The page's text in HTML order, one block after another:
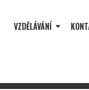
VZDĚLÁVÁNÍ